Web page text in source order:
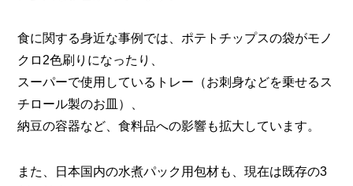
食に関する身近な事例では、ポテトチップスの袋がモノ
クロ2色刷りになったり、
スーパーで使用しているトレー（お刺身などを乗せるス
チロール製のお皿）、
納豆の容器など、食料品への影響も拡大しています。
また、日本国内の水煮パック用包材も、現在は既存の3